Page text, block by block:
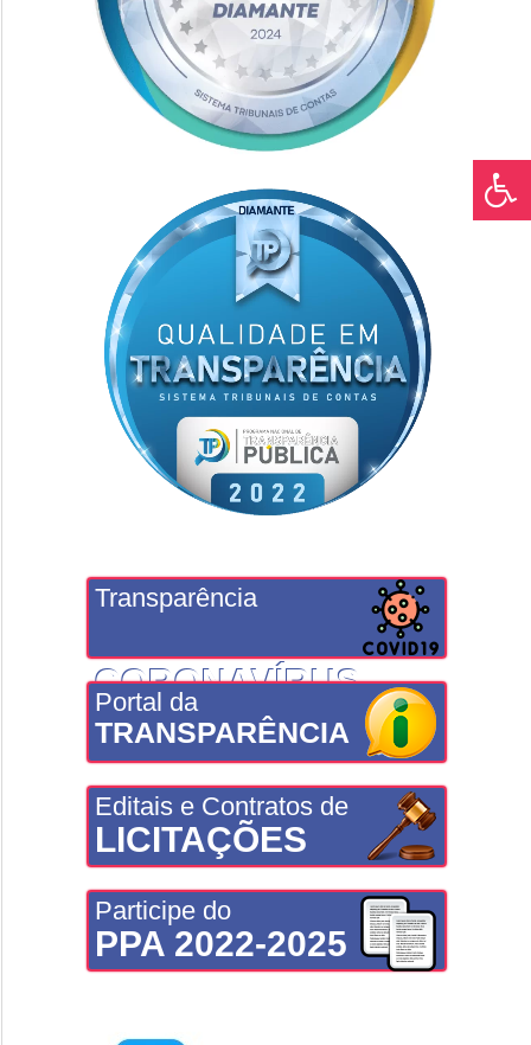
Transparência
CORONAVÍRUS
Portal da
TRANSPARÊNCIA
Editais e Contratos de
LICITAÇÕES
Participe do
PPA 2022-2025